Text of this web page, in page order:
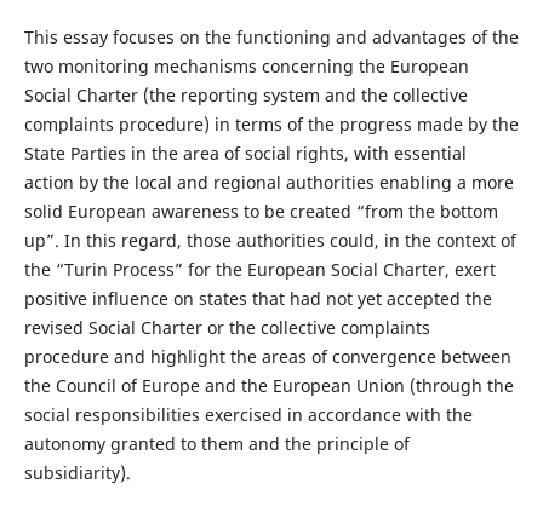
This essay focuses on the functioning and advantages of the
two monitoring mechanisms concerning the European
Social Charter (the reporting system and the collective
complaints procedure) in terms of the progress made by the
State Parties in the area of social rights, with essential
action by the local and regional authorities enabling a more
solid European awareness to be created “from the bottom
up”. In this regard, those authorities could, in the context of
the “Turin Process” for the European Social Charter, exert
positive influence on states that had not yet accepted the
revised Social Charter or the collective complaints
procedure and highlight the areas of convergence between
the Council of Europe and the European Union (through the
social responsibilities exercised in accordance with the
autonomy granted to them and the principle of
subsidiarity).